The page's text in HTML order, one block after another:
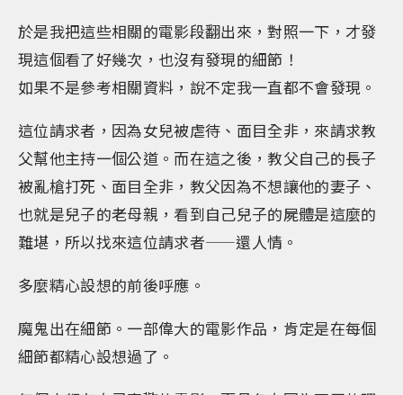
於是我把這些相關的電影段翻出來，對照一下，才發
現這個看了好幾次，也沒有發現的細節！
如果不是參考相關資料，說不定我一直都不會發現。
這位請求者，因為女兒被虐待、面目全非，來請求教
父幫他主持一個公道。而在這之後，教父自己的長子
被亂槍打死、面目全非，教父因為不想讓他的妻子、
也就是兒子的老母親，看到自己兒子的屍體是這麼的
難堪，所以找來這位請求者——還人情。
多麼精心設想的前後呼應。
魔鬼出在細節。一部偉大的電影作品，肯定是在每個
細節都精心設想過了。